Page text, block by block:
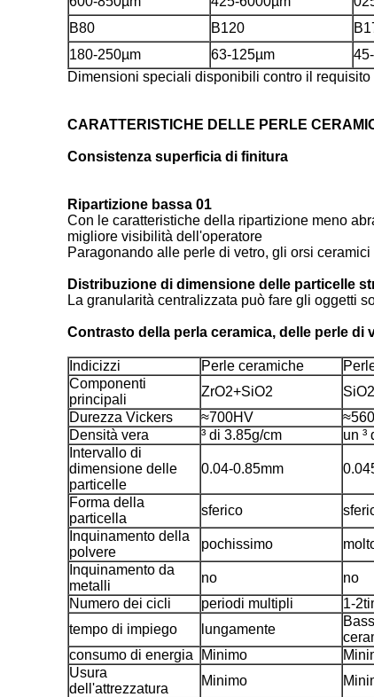
B80
B120
180-250µm
63-125µm
Dimensioni speciali disponibili contro il requisito
CARATTERISTICHE DELLE PERLE
Consistenza superficia di finitura
Ripartizione bassa 01
Con le caratteristiche della ripartizione meno
migliore visibilità dell'operatore
Paragonando alle perle di vetro, gli orsi
Distribuzione di dimensione delle particelle
La granularità centralizzata può fare gli oggetti
Contrasto della perla ceramica, delle perle di
Indicizzi Perle ceramiche
Componenti
principali
ZrO2+SiO2
Durezza Vickers
≈700HV
Densità vera
³ di 3.85g/cm un ³
Intervallo di
dimensione delle
particelle
0.04-0.85mm
Forma della
particella
sferico
Inquinamento della
polvere
pochissimo
Inquinamento da
metalli
no no
Numero dei cicli
periodi multipli 1-
tempo di impiego
lungamente
consumo di energia
Minimo
Usura
dell'attrezzatura
Minimo